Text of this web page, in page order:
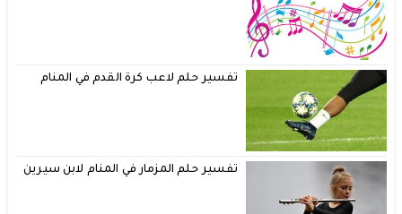
تفسير حلم لاعب كرة القدم في المنام
تفسير حلم المزمار في المنام لابن سيرين